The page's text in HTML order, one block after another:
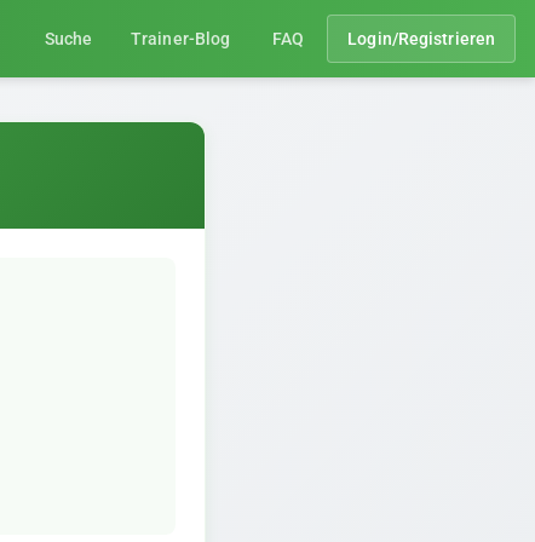
Suche Trainer-Blog FAQ Login/Registrieren